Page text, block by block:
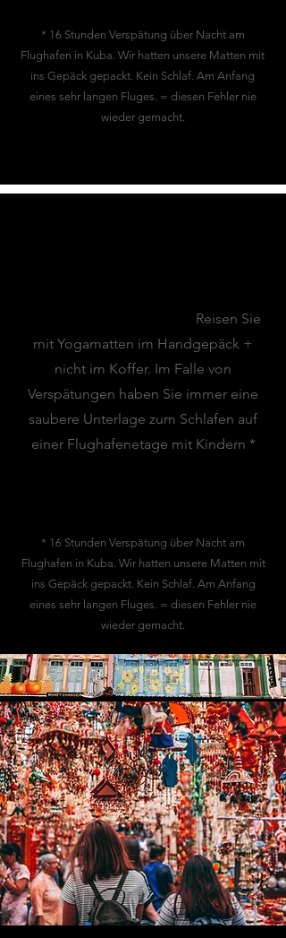
* 16 Stunden Verspätung über Nacht am
Flughafen in Kuba. Wir hatten unsere Matten mit
ins Gepäck gepackt. Kein Schlaf. Am Anfang
eines sehr langen Fluges. = diesen Fehler nie
wieder gemacht.
Reisen Sie
mit Yogamatten im Handgepäck +
nicht im Koffer. Im Falle von
Verspätungen haben Sie immer eine
saubere Unterlage zum Schlafen auf
einer Flughafenetage mit Kindern *
* 16 Stunden Verspätung über Nacht am
Flughafen in Kuba. Wir hatten unsere Matten mit
ins Gepäck gepackt. Kein Schlaf. Am Anfang
eines sehr langen Fluges. = diesen Fehler nie
wieder gemacht.